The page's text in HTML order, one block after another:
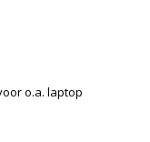
o.a. laptop